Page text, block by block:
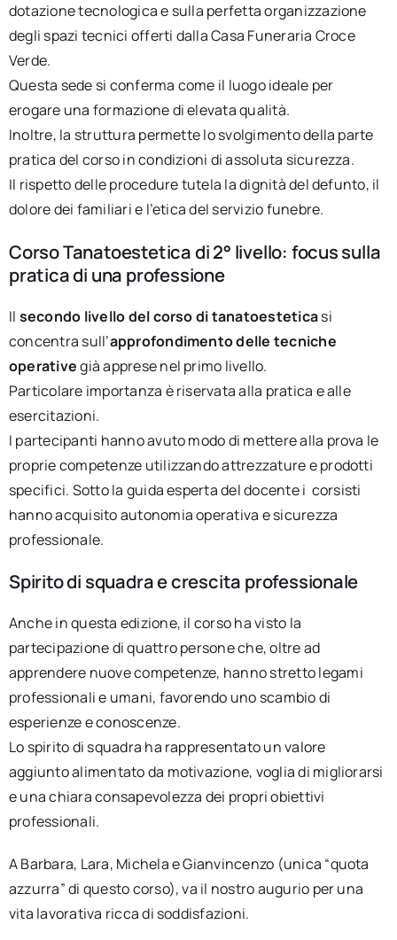
dotazione tecnologica e sulla perfetta organizzazione
degli spazi tecnici offerti dalla Casa Funeraria Croce
Verde.
Questa sede si conferma come il luogo ideale per
erogare una formazione di elevata qualità.
Inoltre, la struttura permette lo svolgimento della parte
pratica del corso in condizioni di assoluta sicurezza.
Il rispetto delle procedure tutela la dignità del defunto, il
dolore dei familiari e l’etica del servizio funebre.
Corso Tanatoestetica di 2° livello: focus sulla
pratica di una professione
Il secondo livello del corso di tanatoesteticasi
concentra sull’approfondimento delle tecniche
operativegià apprese nel primo livello.
Particolare importanza è riservata alla pratica e alle
esercitazioni.
I partecipanti hanno avuto modo di mettere alla prova le
proprie competenze utilizzando attrezzature e prodotti
specifici. Sotto la guida esperta del docente i corsisti
hanno acquisito autonomia operativa e sicurezza
professionale.
Spirito di squadra e crescita professionale
Anche in questa edizione, il corso ha visto la
partecipazione di quattro persone che, oltre ad
apprendere nuove competenze, hanno stretto legami
professionali e umani, favorendo uno scambio di
esperienze e conoscenze.
Lo spirito di squadra ha rappresentato un valore
aggiunto alimentato da motivazione, voglia di migliorarsi
e una chiara consapevolezza dei propri obiettivi
professionali.
A Barbara, Lara, Michela e Gianvincenzo (unica “quota
azzurra” di questo corso), va il nostro augurio per una
vita lavorativa ricca di soddisfazioni.